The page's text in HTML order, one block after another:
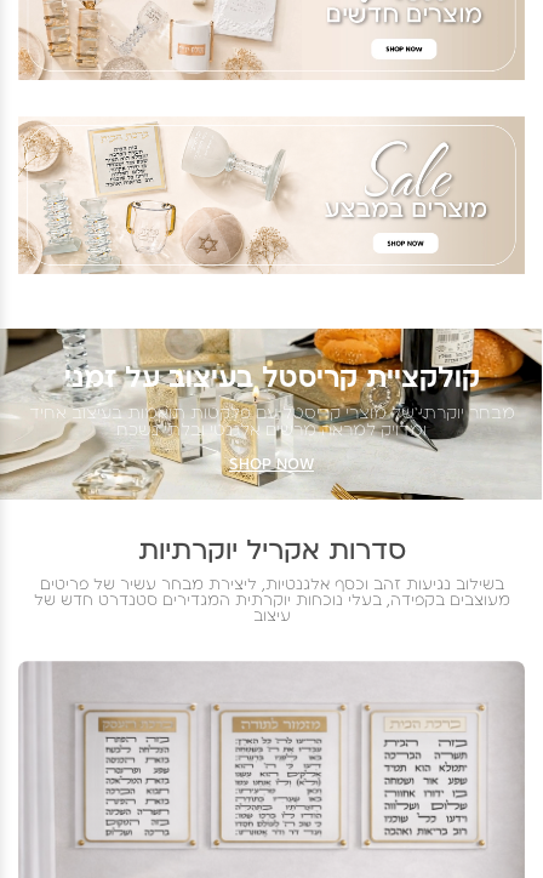
קולקציית קריסטל בעיצוב על זמני
מבחר יוקרתי של מוצרי קריסטל עם פלקטות תואמות בעיצוב אחיד
ומדויק למראה מרשים אלגנטי ובלתי נשכח
SHOP NOW
סדרות אקריל יוקרתיות
בשילוב נגיעות זהב וכסף אלגנטיות, ליצירת מבחר עשיר של פריטים
מעוצבים בקפידה, בעלי נוכחות יוקרתית המגדירים סטנדרט חדש של
עיצוב